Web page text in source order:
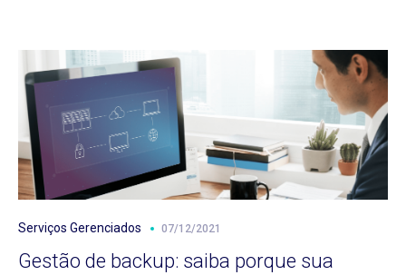
Serviços Gerenciados 07/12/2021
Gestão de backup: saiba porque sua